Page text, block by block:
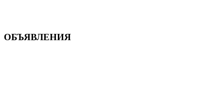
ОБЪЯВЛЕНИЯ